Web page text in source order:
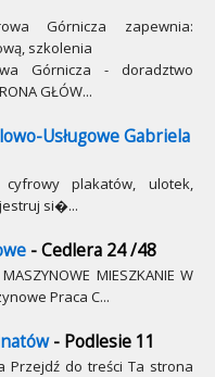
Górnicza zapewnia:
szkolenia
Górnicza - doradztwo
GŁÓW...
Usługowe Gabriela
plakatów, ulotek,
si�...
- Cedlera 24 /48
MIESZKANIE W
Praca C...
- Podlesie 11
Przejdź do treści Ta strona